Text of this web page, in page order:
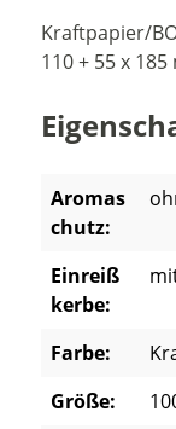
Kraftpapier/
110 + 55 x 185
Aromas
chutz:
Einreiß
kerbe:
Farbe:
Größe: